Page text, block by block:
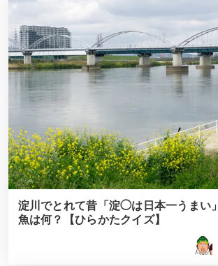
淀川でとれて昔「淀◯は日本一うまい
魚は何？【ひらかたクイズ】